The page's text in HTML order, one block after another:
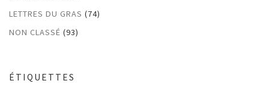
LETTRES DU GRAS (74)
NON CLASSÉ (93)
ÉTIQUETTES